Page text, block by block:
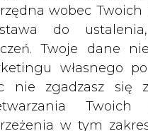
wobec
do
Twoje dane
własnego
nie zgadzasz się
w tym
PODPIS